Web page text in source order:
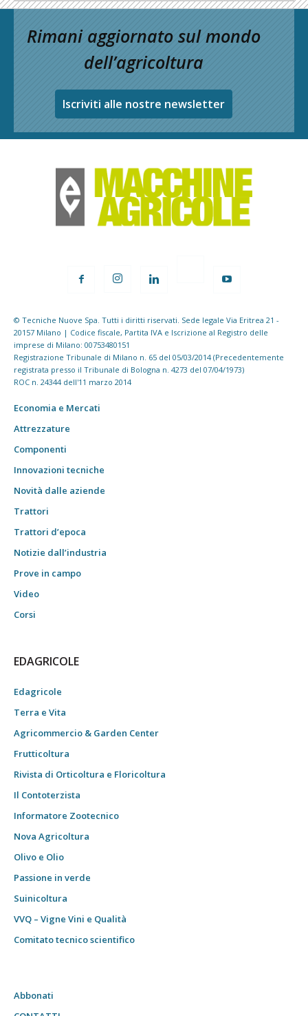
Rimani aggiornato sul mondo
dell’agricoltura
Iscriviti alle nostre newsletter
© Tecniche Nuove Spa. Tutti i diritti riservati. Sede legale Via Eritrea 21 -
20157 Milano | Codice fiscale, Partita IVA e Iscrizione al Registro delle
imprese di Milano: 00753480151
Registrazione Tribunale di Milano n. 65 del 05/03/2014 (Precedentemente
registrata presso il Tribunale di Bologna n. 4273 del 07/04/1973)
ROC n. 24344 dell'11 marzo 2014
Economia e Mercati
Attrezzature
Componenti
Innovazioni tecniche
Novità dalle aziende
Trattori
Trattori d’epoca
Notizie dall’industria
Prove in campo
Video
Corsi
EDAGRICOLE
Edagricole
Terra e Vita
Agricommercio & Garden Center
Frutticoltura
Rivista di Orticoltura e Floricoltura
Il Contoterzista
Informatore Zootecnico
Nova Agricoltura
Olivo e Olio
Passione in verde
Suinicoltura
VVQ – Vigne Vini e Qualità
Comitato tecnico scientifico
Abbonati